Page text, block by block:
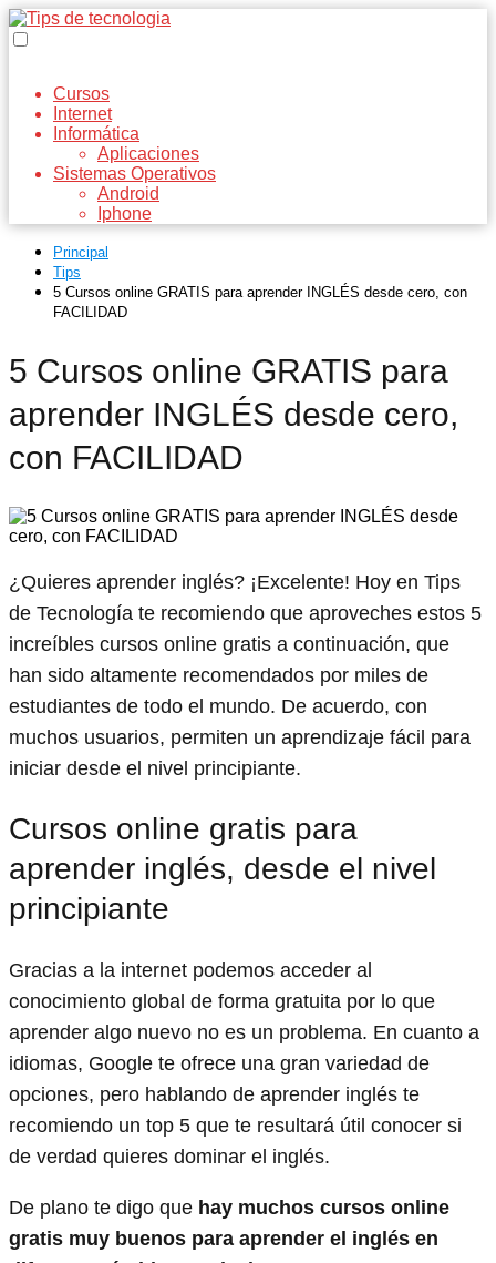
Cursos
Internet
Informática
Aplicaciones
Sistemas Operativos
Android
Iphone
Principal
Tips
5 Cursos online GRATIS para aprender INGLÉS desde cero, con
FACILIDAD
5 Cursos online GRATIS para
aprender INGLÉS desde cero,
con FACILIDAD
¿Quieres aprender inglés? ¡Excelente! Hoy en Tips
de Tecnología te recomiendo que aproveches estos 5
increíbles cursos online gratis a continuación, que
han sido altamente recomendados por miles de
estudiantes de todo el mundo. De acuerdo, con
muchos usuarios, permiten un aprendizaje fácil para
iniciar desde el nivel principiante.
Cursos online gratis para
aprender inglés, desde el nivel
principiante
Gracias a la internet podemos acceder al
conocimiento global de forma gratuita por lo que
aprender algo nuevo no es un problema. En cuanto a
idiomas, Google te ofrece una gran variedad de
opciones, pero hablando de aprender inglés te
recomiendo un top 5 que te resultará útil conocer si
de verdad quieres dominar el inglés.
De plano te digo que hay muchos cursos online
gratis muy buenos para aprender el inglés en